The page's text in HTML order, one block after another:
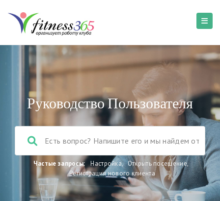
Руководство Пользователя
Частые запросы: Настройка, Открыть посещение,
Регистрация нового клиента